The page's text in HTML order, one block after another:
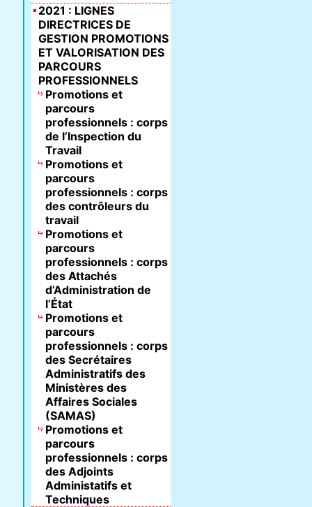
2021 : LIGNES
DIRECTRICES DE
GESTION PROMOTIONS
ET VALORISATION DES
PARCOURS
PROFESSIONNELS
Promotions et
parcours
professionnels : corps
de l’Inspection du
Travail
Promotions et
parcours
professionnels : corps
des contrôleurs du
travail
Promotions et
parcours
professionnels : corps
des Attachés
d’Administration de
l’État
Promotions et
parcours
professionnels : corps
des Secrétaires
Administratifs des
Ministères des
Affaires Sociales
(SAMAS)
Promotions et
parcours
professionnels : corps
des Adjoints
Administatifs et
Techniques